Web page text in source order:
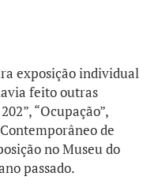
exposição individual
feito outras
“Ocupação”,
de
no Museu do
passado.